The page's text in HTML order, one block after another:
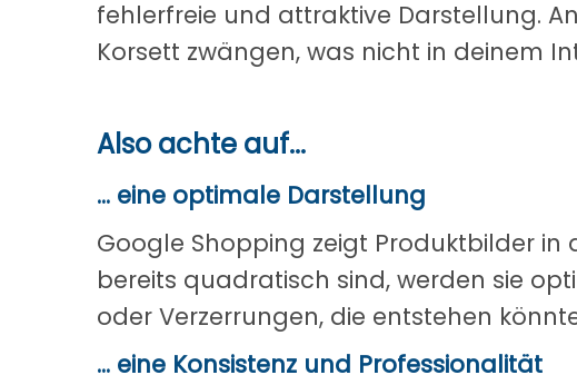
fehlerfreie und attraktive Darstellung.
Korsett zwängen, was nicht in deinem
Also achte auf...
... eine optimale Darstellung
Google Shopping zeigt Produktbilder
bereits quadratisch sind, werden sie
oder Verzerrungen, die entstehen
... eine Konsistenz und Professionalität